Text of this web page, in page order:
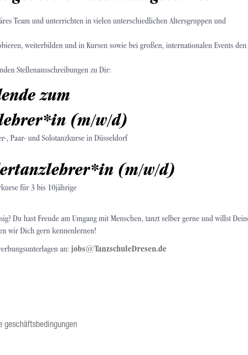
Team und unterrichten in vielen unterschiedlichen Altersgruppen und
weiterbilden und in Kursen sowie bei großen, internationalen Events den
Stellenausschreibungen zu Dir:
zum
(m/w/d)
, Paar- und Solotanzkurse in Düsseldorf
(m/w/d)
für 3 bis 10jährige
Du hast Freude am Umgang mit Menschen, tanzt selber gerne und willst
wir Dich gern kennenlernen!
an: jobs@TanzschuleDresen.de
geschäftsbedingungen